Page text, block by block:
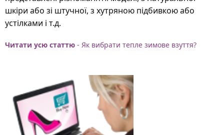
шкіри або зі штучної, з хутряною підбивкою або
устілками і т.д.
Читати усю статтю - Як вибрати тепле зимове взуття?